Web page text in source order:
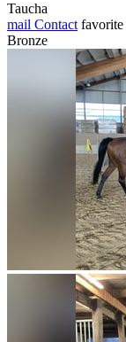
Taucha
mail Contact favorite
Bronze